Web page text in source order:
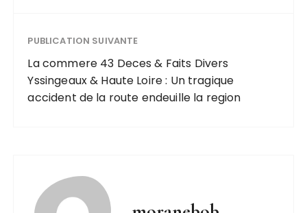
PUBLICATION SUIVANTE
La commere 43 Deces & Faits Divers
Yssingeaux & Haute Loire : Un tragique
accident de la route endeuille la region